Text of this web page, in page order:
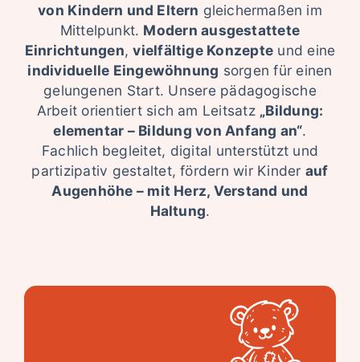
von Kindern und Eltern gleichermaßen im
Mittelpunkt. Modern ausgestattete
Einrichtungen,vielfältige Konzepte und eine
individuelle Eingewöhnung sorgen für einen
gelungenen Start. Unsere pädagogische
Arbeit orientiert sich am Leitsatz „Bildung:
elementar – Bildung von Anfang an“.
Fachlich begleitet, digital unterstützt und
partizipativ gestaltet, fördern wir Kinder auf
Augenhöhe – mit Herz, Verstand und
Haltung.